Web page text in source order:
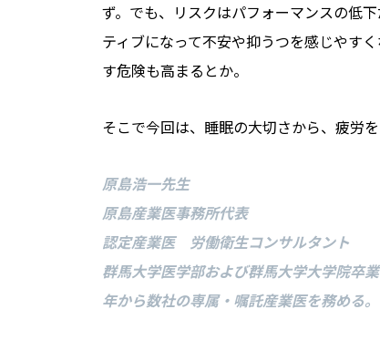
ず。でも、リスクはパフォーマンスの低
ティブになって不安や抑うつを感じやす
す危険も高まるとか。
そこで今回は、睡眠の大切さから、疲労
原島浩一先生
原島産業医事務所代表
認定産業医 労働衛生コンサルタント
群馬大学医学部および群馬大学大学院卒
年から数社の専属・嘱託産業医を務める。